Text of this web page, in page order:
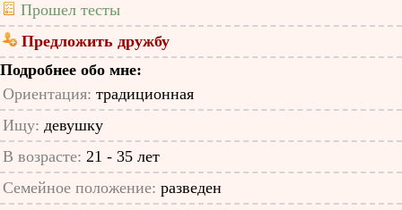
Прошел тесты
Предложить дружбу
Подробнее обо мне:
Ориентация: традиционная
Ищу: девушку
В возрасте: 21 - 35 лет
Семейное положение: разведен